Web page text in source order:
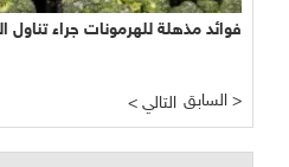
فوائد مذهلة للهرمونات جراء تناول
< التالي السابق >